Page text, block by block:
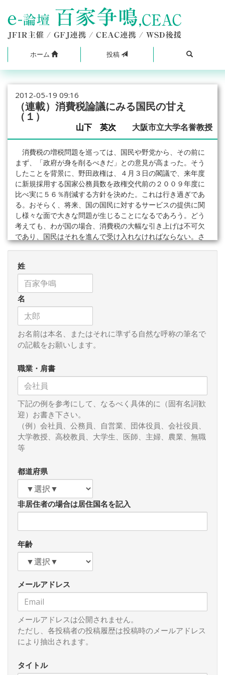
ホーム 投稿
2012-05-19 09:16
（連載）消費税論議にみる国民の甘え
（１）
山下 英次 大阪市立大学名誉教授
消費税の増税問題を巡っては、国民や野党から、その前に
まず、「政府が身を削るべきだ」との意見が高まった。そう
したことを背景に、野田政権は、４月３日の閣議で、来年度
に新規採用する国家公務員数を政権交代前の２００９年度に
比べ実に５６％削減する方針を決めた。これは行き過ぎであ
る。おそらく、将来、国の国民に対するサービスの提供に関
し様々な面で大きな問題が生じることになるであろう。どう
考えても、わが国の場合、消費税の大幅な引き上げは不可欠
であり、国民はそれを進んで受け入れなければならない。さ
国際的には付加価値税（ＶＡＴ）とされる間接税は、１９
５４年４月、フランスで初めて導入され、その後、世界的に
普及し、現在、１４０カ国以上で採用されている。このよう
に、非常に多数の国で導入されるようになったのは、ＩＭＦ
も推奨してきたということもあるが、基本的には、ＶＡＴが
所得税や法人税よりも、経済成長促進的な税と考えられるか
らであろう。所得の段階ではなく、消費の段階で課税するた
なお、フランスで始まったＶＡＴは、１９５４年当時、税
務当局の幹部であったモーリス・ローレがデザインしたこと
から、彼は、「ＶＡＴの父」と言われている、しかし、最初
にＶＡＴのアイディアを提案したのは、第１次世界大戦終了
直後の１９１０年代末、独シーメンス社の２代目であるヴィ
ルヘルム・フォン・シーメンスだと言われている。
ＥＵでは、ＶＡＴは加盟の資格要件となっていることか
る。税率については、ＥＣ指令で、標準税率は１５％を下回
ってはならないと規定されている。ただし、低所得層への配
慮等を目的とした軽減税率が認められており、ほとんどすべ
ての国で導入されている。消費税の持つ逆進性の弊害を軽減
しようという趣旨である。標準税率は、１５％以上であれば
は、現在、最低の１５％（ルクセンブルク、キプロス）から
最高の２７％（ハンガリー）までのかなり広い範囲に分布し
ている。（つづく）
姓
名
お名前は本名、またはそれに準ずる自然な呼称の筆名で
の記載をお願いします。
職業・肩書
下記の例を参考にして、なるべく具体的に（固有名詞歓
迎）お書き下さい。
（例）会社員、公務員、自営業、団体役員、会社役員、
大学教授、高校教員、大学生、医師、主婦、農業、無職
等
都道府県
非居住者の場合は居住国名を記入
年齢
メールアドレス
メールアドレスは公開されません。
ただし、各投稿者の投稿履歴は投稿時のメールアドレス
により抽出されます。
タイトル